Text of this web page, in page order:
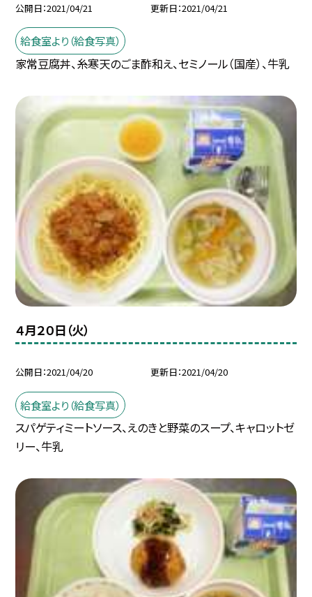
公開日 2021/04/21 更新日 2021/04/21
給食室より（給食写真）
家常豆腐丼、糸寒天のごま酢和え、セミノール（国産）、牛乳
４月２０日（火）
公開日 2021/04/20 更新日 2021/04/20
給食室より（給食写真）
スパゲティミートソース、えのきと野菜のスープ、キャロットゼ
リー、牛乳